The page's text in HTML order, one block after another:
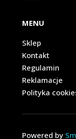
MENU
Sklep
Kontakt
Regulamin
Reklamacje
Polityka
Powered by